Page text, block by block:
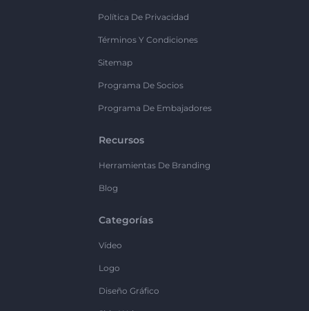
Política De Privacidad
Términos Y Condiciones
Sitemap
Programa De Socios
Programa De Embajadores
Recursos
Herramientas De Branding
Blog
Categorías
Vídeo
Logo
Diseño Gráfico